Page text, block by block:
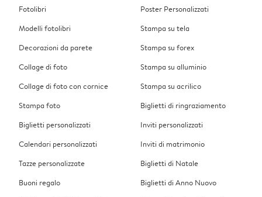
Fotolibri
Modelli fotolibri
Decorazioni da parete
Collage di foto
Collage di foto con cornice
Stampa foto
Biglietti personalizzati
Calendari personalizzati
Tazze personalizzate
Buoni regalo
Poster Personalizzati
Stampa su tela
Stampa su forex
Stampa su alluminio
Stampa su acrilico
Biglietti di ringraziamento
Inviti personalizzati
Inviti di matrimonio
Biglietti di Natale
Biglietti di Anno Nuovo